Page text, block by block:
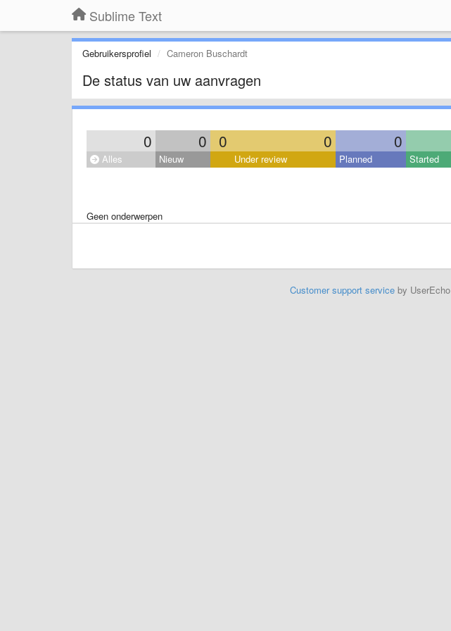
Sublime Text
Gebruikersprofiel Cameron Buschardt
De status van uw aanvragen
0 0 0 0 0
Alles Nieuw Under review Planned Started
Geen onderwerpen
Customer support serviceby UserEcho